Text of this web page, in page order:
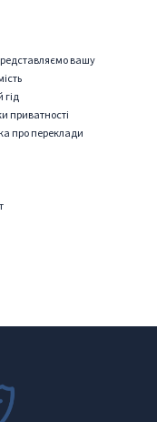
вашу
гід
приватності
про переклади